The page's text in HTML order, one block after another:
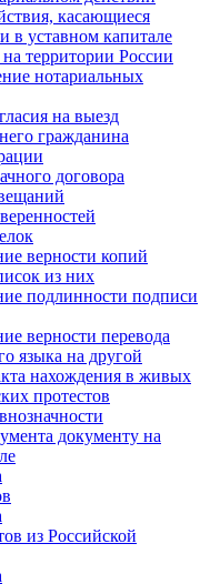
касающиеся
в уставном капитале
территории России
нотариальных
на выезд
гражданина
договора
верности копий
из них
подлинности подписи
верности перевода
языка на другой
нахождения в живых
протестов
документу на
из Российской